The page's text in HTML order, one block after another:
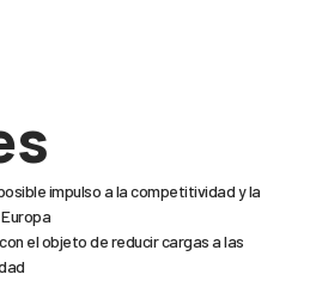
impulso a la competitividad y la
el objeto de reducir cargas a las